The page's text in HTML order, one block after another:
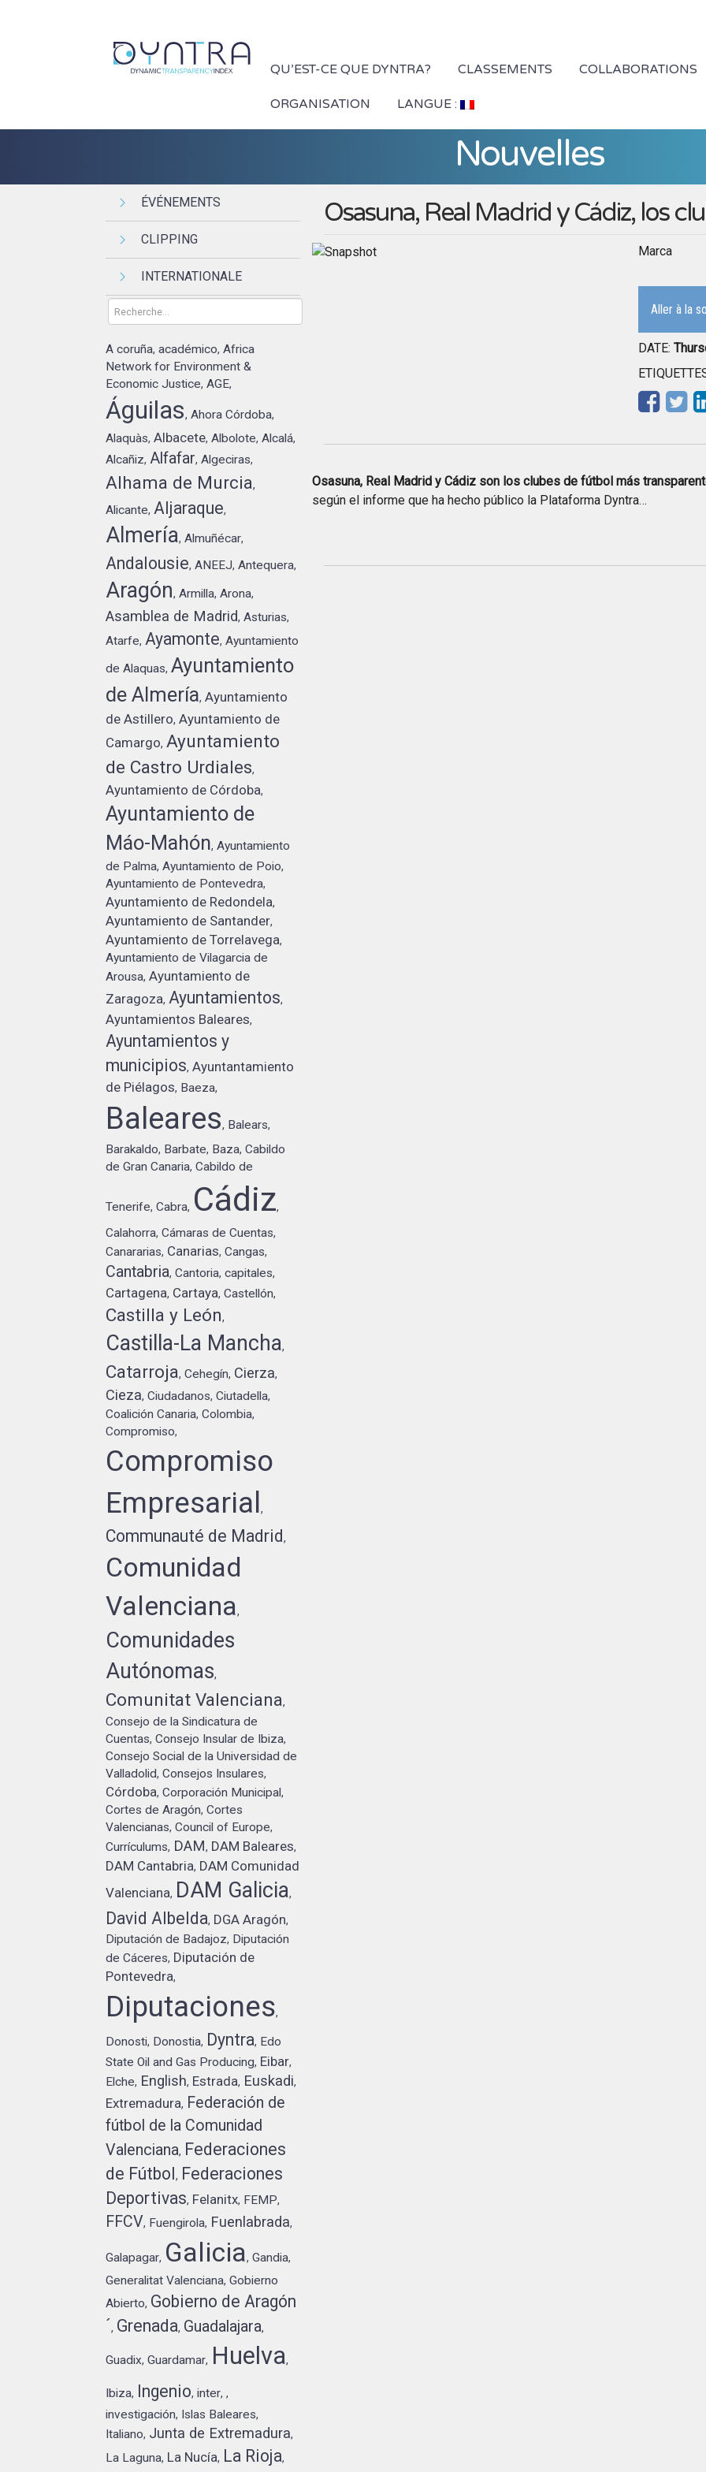
QU’EST-CE QUE DYNTRA? CLASSEMENTS COLLABORATIONS
ORGANISATION LANGUE :
Nouvelles
ÉVÉNEMENTS
CLIPPING
INTERNATIONALE
A coruña,académico,Africa
Network for Environment &
Economic Justice,AGE,
Águilas,Ahora Córdoba,
Alaquàs,Albacete,Albolote,Alcalá,
Alcañiz, Alfafar,Algeciras,
Alhama de Murcia,
Alicante, Aljaraque,
Almería,Almuñécar,
Andalousie,ANEEJ,Antequera,
Aragón,Armilla,Arona,
Asamblea de Madrid,Asturias,
Atarfe, Ayamonte,Ayuntamiento
de Alaquas,Ayuntamiento
de Almería,Ayuntamiento
de Astillero,Ayuntamiento de
Camargo, Ayuntamiento
de Castro Urdiales,
Ayuntamiento de Córdoba,
Ayuntamiento de
Máo-Mahón,Ayuntamiento
de Palma,Ayuntamiento de Poio,
Ayuntamiento de Pontevedra,
Ayuntamiento de Redondela,
Ayuntamiento de Santander,
Ayuntamiento de Torrelavega,
Ayuntamiento de Vilagarcia de
Arousa,Ayuntamiento de
Zaragoza, Ayuntamientos,
Ayuntamientos Baleares,
Ayuntamientos y
municipios,Ayuntantamiento
de Piélagos, Baeza,
Baleares, Balears,
Barakaldo, Barbate, Baza,Cabildo
de Gran Canaria,Cabildo de
Tenerife,Cabra, Cádiz,
Calahorra,Cámaras de Cuentas,
Canararias, Canarias,Cangas,
Cantabria,Cantoria,capitales,
Cartagena, Cartaya,Castellón,
Castilla y León,
Castilla-La Mancha,
Catarroja,Cehegín, Cierza,
Cieza,Ciudadanos,Ciutadella,
Coalición Canaria,Colombia,
Compromiso,
Compromiso
Empresarial,
Communauté de Madrid,
Comunidad
Valenciana,
Comunidades
Autónomas,
Comunitat Valenciana,
Consejo de la Sindicatura de
Cuentas,Consejo Insular de Ibiza,
Consejo Social de la Universidad de
Valladolid,Consejos Insulares,
Córdoba,Corporación Municipal,
Cortes de Aragón,Cortes
Valencianas,Council of Europe,
Currículums, DAM, DAM Baleares,
DAM Cantabria, DAM Comunidad
Valenciana, DAM Galicia,
David Albelda, DGA Aragón,
Diputación de Badajoz, Diputación
de Cáceres, Diputación de
Pontevedra,
Diputaciones,
Donosti, Donostia, Dyntra, Edo
State Oil and Gas Producing, Eibar,
Elche, English, Estrada, Euskadi,
Extremadura, Federación de
fútbol de la Comunidad
Valenciana, Federaciones
de Fútbol, Federaciones
Deportivas, Felanitx, FEMP,
FFCV, Fuengirola, Fuenlabrada,
Galapagar, Galicia,Gandia,
Generalitat Valenciana,Gobierno
Abierto, Gobierno de Aragón
´, Grenada, Guadalajara,
Guadix,Guardamar, Huelva,
Ibiza, Ingenio,inter,,
investigación, Islas Baleares,
Italiano, Junta de Extremadura,
La Laguna, La Nucía, La Rioja,
Osasuna, Real Madrid y Cádiz, los
Marca
Aller à la
DATE:
Osasuna, Real Madrid y Cádiz son los clubes de fútbol más
según el informe que ha hecho público la Plataforma Dyntra…